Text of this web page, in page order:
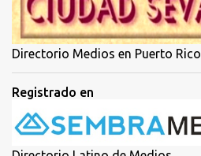
Directorio Medios en Puerto Rico
Registrado en